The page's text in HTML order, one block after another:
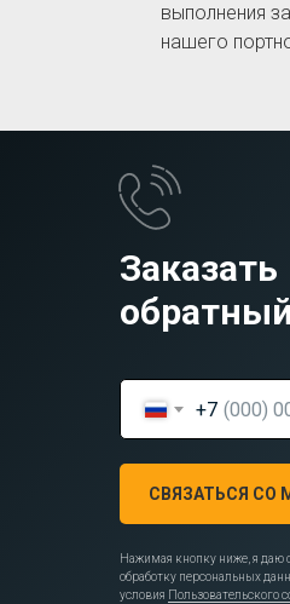
выполнения
нашего
Заказать
+7
СВЯЗАТЬСЯ СО
Нажимая кнопку ниже, я даю
обработку персональных
условия Пользовательского